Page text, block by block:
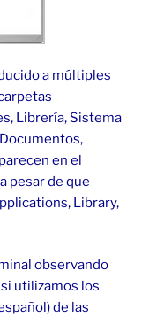
a múltiples
Librería, Sistema
en el
pesar de que
Library,
observando
utilizamos los
de las